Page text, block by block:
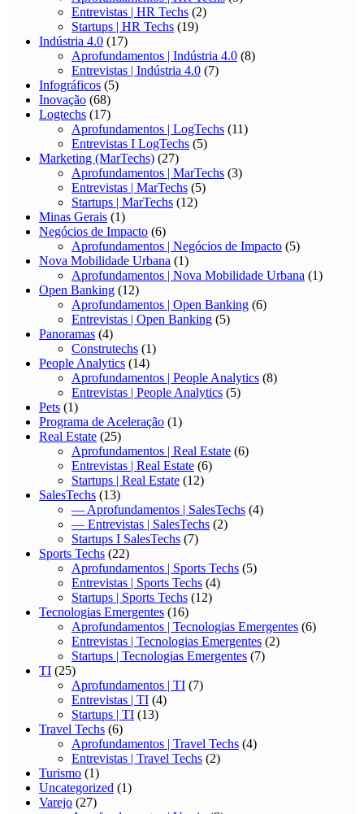
Entrevistas | HR Techs (2)
Startups | HR Techs (19)
Indústria 4.0 (17)
Aprofundamentos | Indústria 4.0 (8)
Entrevistas | Indústria 4.0 (7)
Infográficos (5)
Inovação (68)
Logtechs (17)
Aprofundamentos | LogTechs (11)
Entrevistas I LogTechs (5)
Marketing (MarTechs) (27)
Aprofundamentos | MarTechs (3)
Entrevistas | MarTechs (5)
Startups | MarTechs (12)
Minas Gerais (1)
Negócios de Impacto (6)
Aprofundamentos | Negócios de Impacto (5)
Nova Mobilidade Urbana (1)
Aprofundamentos | Nova Mobilidade Urbana (1)
Open Banking (12)
Aprofundamentos | Open Banking (6)
Entrevistas | Open Banking (5)
Panoramas (4)
Construtechs (1)
People Analytics (14)
Aprofundamentos | People Analytics (8)
Entrevistas | People Analytics (5)
Pets (1)
Programa de Aceleração (1)
Real Estate (25)
Aprofundamentos | Real Estate (6)
Entrevistas | Real Estate (6)
Startups | Real Estate (12)
SalesTechs (13)
— Aprofundamentos | SalesTechs (4)
— Entrevistas | SalesTechs (2)
Startups I SalesTechs (7)
Sports Techs (22)
Aprofundamentos | Sports Techs (5)
Entrevistas | Sports Techs (4)
Startups | Sports Techs (12)
Tecnologias Emergentes (16)
Aprofundamentos | Tecnologias Emergentes (6)
Entrevistas | Tecnologias Emergentes (2)
Startups | Tecnologias Emergentes (7)
TI (25)
Aprofundamentos | TI (7)
Entrevistas | TI (4)
Startups | TI (13)
Travel Techs (6)
Aprofundamentos | Travel Techs (4)
Entrevistas | Travel Techs (2)
Turismo (1)
Uncategorized (1)
Varejo (27)